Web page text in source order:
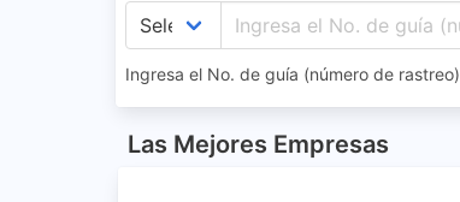
Ingresa el No. de guía (número de rastreo)
Las Mejores Empresas